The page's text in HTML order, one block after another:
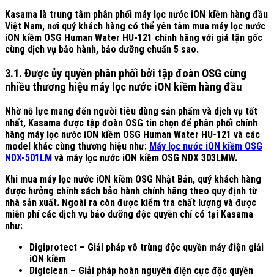
Kasama là trung tâm phân phối máy lọc nước iON kiềm hàng đầu
Việt Nam, nơi quý khách hàng có thể yên tâm mua máy lọc nước
iON kiềm OSG Human Water HU-121 chính hãng với giá tận gốc
cùng dịch vụ bảo hành, bảo dưỡng chuẩn 5 sao.
3.1. Được ủy quyền phân phối bởi tập đoàn OSG cùng
nhiều thương hiệu máy lọc nước iON kiềm hàng đầu
Nhờ nỗ lực mang đến người tiêu dùng sản phẩm và dịch vụ tốt
nhất, Kasama được tập đoàn OSG tin chọn để phân phối chính
hãng máy lọc nước iON kiềm OSG Human Water HU-121 và các
model khác cùng thương hiệu như: Máy lọc nước iON kiềm OSG
NDX-501LM và máy lọc nước iON kiềm OSG NDX 303LMW.
Khi mua máy lọc nước iON kiềm OSG Nhật Bản, quý khách hàng
được hưởng chính sách bảo hành chính hãng theo quy định từ
nhà sản xuất. Ngoài ra còn được kiểm tra chất lượng và được
miễn phí các dịch vụ bảo dưỡng độc quyền chỉ có tại Kasama
như:
Digiprotect – Giải pháp vô trùng độc quyền máy điện giải
iON kiềm
Digiclean – Giải pháp hoàn nguyên điện cực độc quyền